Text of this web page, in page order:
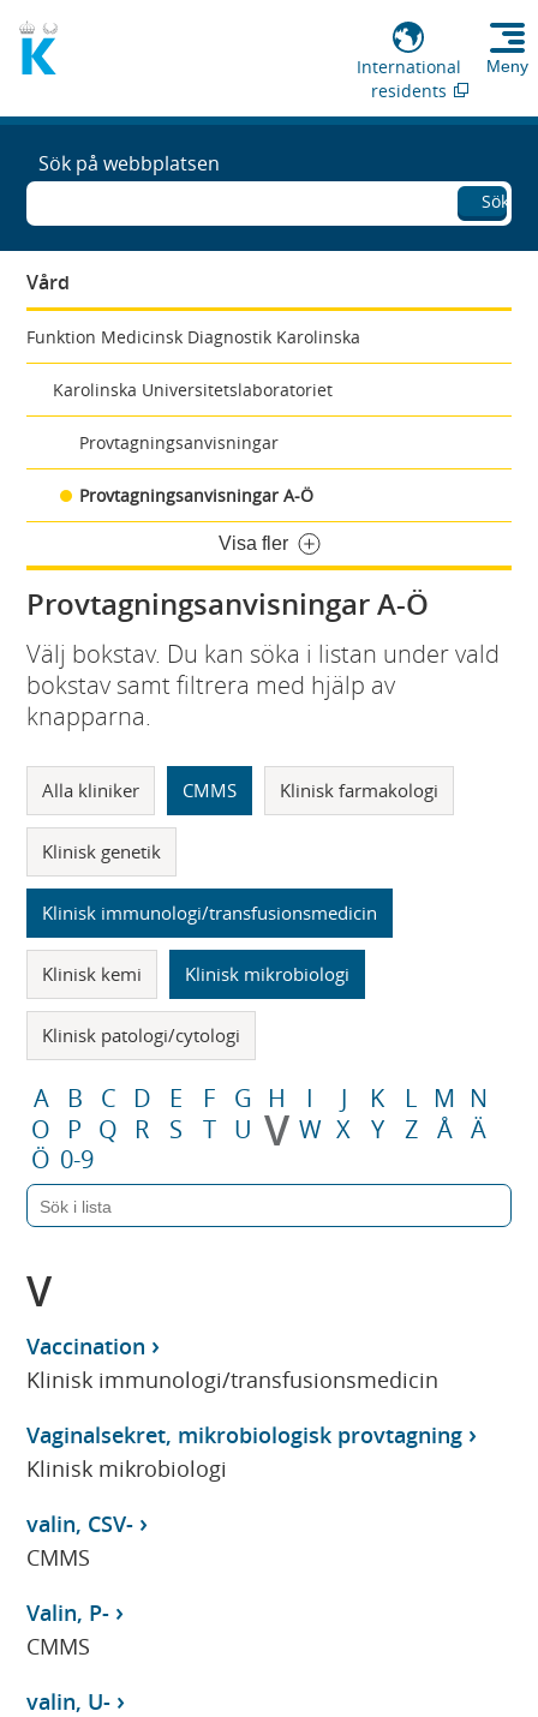
International
residents
Meny
Sök på webbplatsen
Sök
Vård
Funktion Medicinsk Diagnostik Karolinska
Karolinska Universitetslaboratoriet
Provtagningsanvisningar
Provtagningsanvisningar A-Ö
Visa fler
Provtagningsanvisningar A-Ö
Välj bokstav. Du kan söka i listan under vald
bokstav samt filtrera med hjälp av
knapparna.
Alla kliniker CMMS Klinisk farmakologi
Klinisk genetik
Klinisk immunologi/transfusionsmedicin
Klinisk kemi Klinisk mikrobiologi
Klinisk patologi/cytologi
A B C D E F G H I J K L M N
O
P Q R S T U V W X Y Z Å Ä
Ö 0-9
V
Vaccination
Klinisk immunologi/transfusionsmedicin
Vaginalsekret, mikrobiologisk provtagning
Klinisk mikrobiologi
valin, CSV-
CMMS
Valin, P-
CMMS
valin, U-